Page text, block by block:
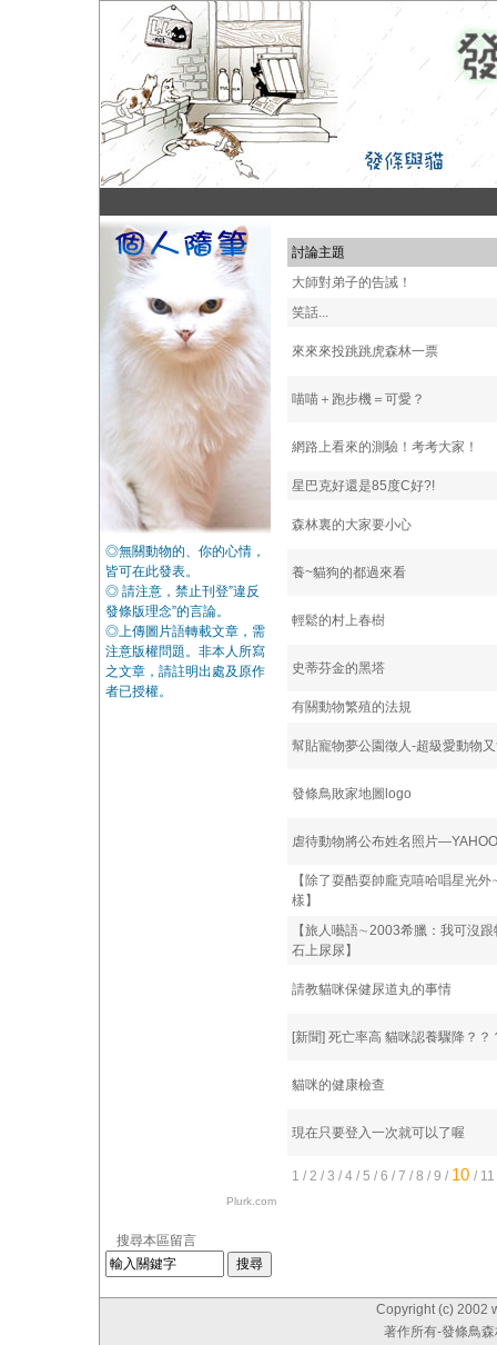
◎無關動物的、你的心情，
皆可在此發表。
◎ 請注意，禁止刊登”違反
發條版理念”的言論。
◎上傳圖片語轉載文章，需
注意版權問題。非本人所寫
之文章，請註明出處及原作
者已授權。
Plurk.com
搜尋本區留言
討論主題
大師對弟子的告誡！
笑話...
來來來投跳跳虎森林一票
喵喵＋跑步機＝可愛？
網路上看來的測驗！考考大家！
星巴克好還是85度C好?!
森林裏的大家要小心
養~貓狗的都過來看
輕鬆的村上春樹
史蒂芬金的黑塔
有關動物繁殖的法規
幫貼寵物夢公園徵人-超級愛動物
發條鳥敗家地圖logo
虐待動物將公布姓名照片
【除了耍酷耍帥龐克嘻哈唱星光
樣】
【旅人囈語∼2003希臘：我可沒
石上尿尿】
請教貓咪保健尿道丸的事情
[新聞] 死亡率高 貓咪認養驟降？？
貓咪的健康檢查
現在只要登入一次就可以了喔
1 / 2 / 3 / 4 / 5 / 6 / 7 / 8 / 9 / 10 / 11
Copyright (c) 2002
著作所有-發條鳥